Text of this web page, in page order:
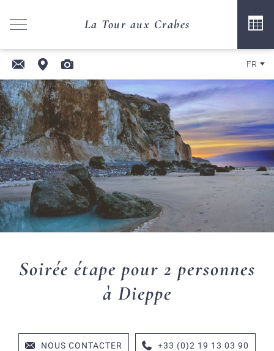
La Tour aux Crabes
FR
Soirée étape pour 2 personnes
à Dieppe
NOUS CONTACTER +33 (0)2 19 13 03 90